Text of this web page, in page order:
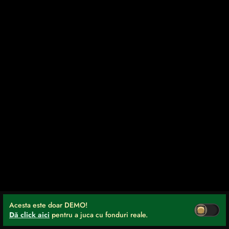
Acesta este doar DEMO!
Dă click aici pentru a juca cu fonduri reale.